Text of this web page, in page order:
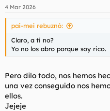
4 Mar 2026
pai-mei rebuznó:
Claro, a ti no?
Yo no los abro porque soy rico.
Pero dilo todo, nos hemos
una vez conseguido nos
ellos.
Jejeje